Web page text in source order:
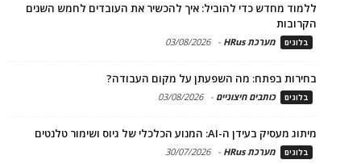
ללמוד מחדש כדי להוביל: איך להכשיר את העובדים לחמש השנים
הקרובות
בלוגים מערכת HRus -
03/08/2026
בחירות בפתח: מה השפעתן על מקום העבודה?
בלוגים כותבים חיצוניים -
03/08/2026
מיתוג מעסיק בעידן ה-AI: המנוע הכלכלי של גיוס ושימור טלנטים
בלוגים מערכת HRus -
30/07/2026